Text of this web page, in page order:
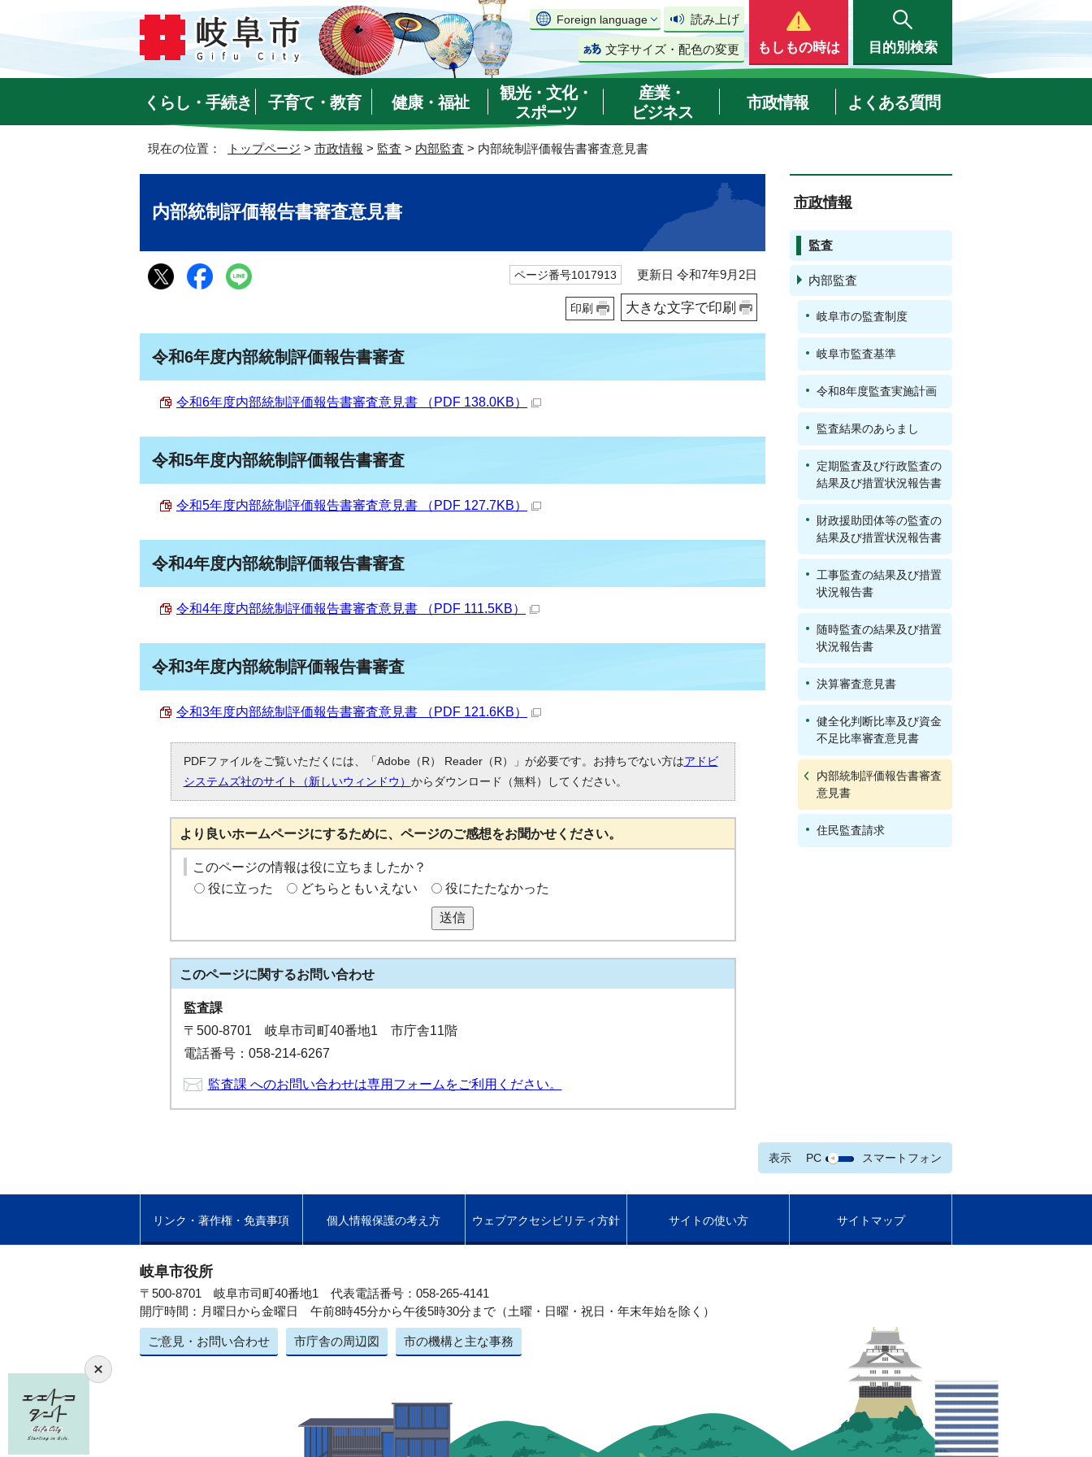
Foreign language 読み上げ
文字サイズ・配色の変更 もしもの時は 目的別検索
くらし・手続き 子育て・教育 健康・福祉
観光・文化・
スポーツ
産業・
ビジネス
市政情報 よくある質問
現在の位置： トップページ > 市政情報 > 監査 > 内部監査 > 内部統制評価報告書審査意見書
内部統制評価報告書審査意見書
ページ番号1017913 更新日 令和7年9月2日
印刷 大きな文字で印刷
令和6年度内部統制評価報告書審査
令和6年度内部統制評価報告書審査意見書 （PDF 138.0KB）
令和5年度内部統制評価報告書審査
令和5年度内部統制評価報告書審査意見書 （PDF 127.7KB）
令和4年度内部統制評価報告書審査
令和4年度内部統制評価報告書審査意見書 （PDF 111.5KB）
令和3年度内部統制評価報告書審査
令和3年度内部統制評価報告書審査意見書 （PDF 121.6KB）
PDFファイルをご覧いただくには、「Adobe（R） Reader（R）」が必要です。お持ちでない方はアドビ
システムズ社のサイト（新しいウィンドウ） からダウンロード（無料）してください。
より良いホームページにするために、ページのご感想をお聞かせください。
このページの情報は役に立ちましたか？
役に立った
どちらともいえない 役にたたなかった
送信
このページに関するお問い合わせ
監査課
〒500-8701 岐阜市司町40番地1 市庁舎11階
電話番号：058-214-6267
監査課 へのお問い合わせは専用フォームをご利用ください。
市政情報
監査
内部監査
岐阜市の監査制度
岐阜市監査基準
令和8年度監査実施計画
監査結果のあらまし
定期監査及び行政監査の
結果及び措置状況報告書
財政援助団体等の監査の
結果及び措置状況報告書
工事監査の結果及び措置
状況報告書
随時監査の結果及び措置
状況報告書
決算審査意見書
健全化判断比率及び資金
不足比率審査意見書
内部統制評価報告書審査
意見書
住民監査請求
表示 PC スマートフォン
リンク・著作権・免責事項 個人情報保護の考え方 ウェブアクセシビリティ方針 サイトの使い方 サイトマップ
岐阜市役所
〒500-8701 岐阜市司町40番地1 代表電話番号：058-265-4141
開庁時間：月曜日から金曜日 午前8時45分から午後5時30分まで（土曜・日曜・祝日・年末年始を除く）
ご意見・お問い合わせ 市庁舎の周辺図 市の機構と主な事務